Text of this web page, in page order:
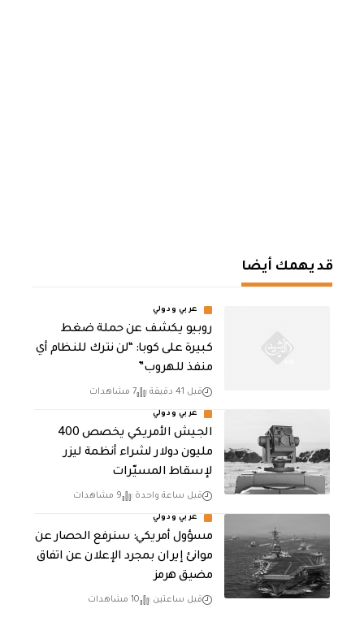
قد يهمك أيضا
عربي ودولي
روبيو يكشف عن حملة ضغط
كبيرة على كوبا: “لن نترك للنظام أي
منفذ للهروب”
قبل 41 دقيقة 7 مشاهدات
عربي ودولي
الجيش الأمريكي يخصص 400
مليون دولار لشراء أنظمة ليزر
لإسقاط المسيّرات
قبل ساعة واحدة 9 مشاهدات
عربي ودولي
مسؤول أمريكي: سنرفع الحصار عن
موانئ إيران بمجرد الإعلان عن اتفاق
مضيق هرمز
قبل ساعتين 10 مشاهدات